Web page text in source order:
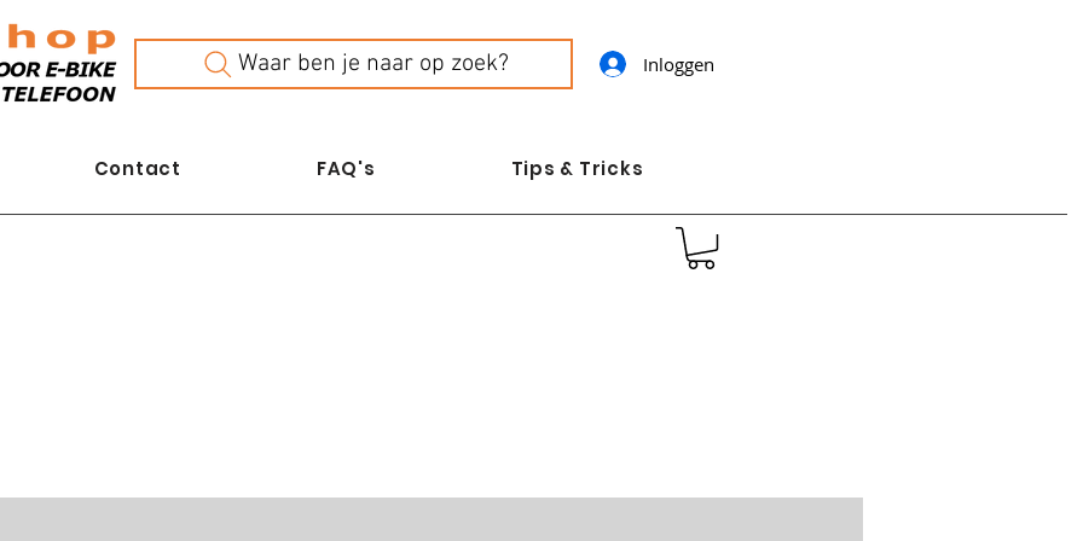
Waar ben je naar op zoek? Inloggen
Contact FAQ's Tips & Tricks